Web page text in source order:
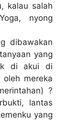
kalau salah
nyong
dibawakan
yang
di akui di
oleh mereka
?
lantas
yang